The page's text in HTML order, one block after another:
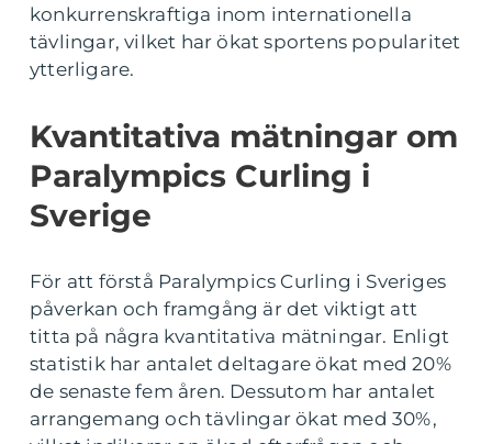
konkurrenskraftiga inom internationella
tävlingar, vilket har ökat sportens popularitet
ytterligare.
Kvantitativa mätningar om
Paralympics Curling i
Sverige
För att förstå Paralympics Curling i Sveriges
påverkan och framgång är det viktigt att
titta på några kvantitativa mätningar. Enligt
statistik har antalet deltagare ökat med 20%
de senaste fem åren. Dessutom har antalet
arrangemang och tävlingar ökat med 30%,